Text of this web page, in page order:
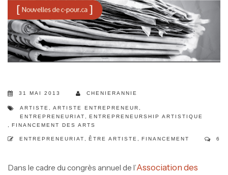
31 MAI 2013 CHENIERANNIE
ARTISTE ARTISTE ENTREPRENEUR
ENTREPRENEURIAT
ENTREPRENEURSHIP ARTISTIQUE
FINANCEMENT DES ARTS
ENTREPRENEURIAT ÊTRE ARTISTE FINANCEMENT 6
Dans le cadre du congrès annuel de l’Association des